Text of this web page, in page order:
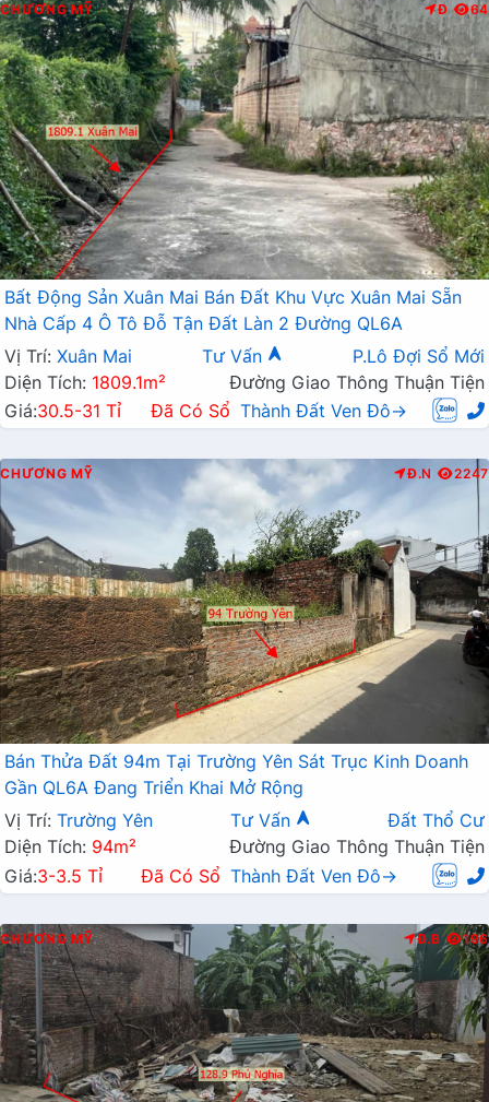
CHƯƠNG MỸ Đ 64
Bất Động Sản Xuân Mai Bán Đất Khu Vực Xuân Mai Sẵn
Nhà Cấp 4 Ô Tô Đỗ Tận Đất Làn 2 Đường QL6A
Vị Trí: Xuân Mai Tư Vấn
P.Lô Đợi Sổ Mới
Diện Tích: 1809.1m²
Đường Giao Thông Thuận Tiện
Giá:30.5-31 Tỉ Đã Có Sổ Thành Đất Ven Đô→
CHƯƠNG MỸ Đ.N 2247
Bán Thửa Đất 94m Tại Trường Yên Sát Trục Kinh Doanh
Gần QL6A Đang Triển Khai Mở Rộng
Vị Trí: Trường Yên Tư Vấn
Đất Thổ Cư
Diện Tích: 94m²
Đường Giao Thông Thuận Tiện
Giá:3-3.5 Tỉ Đã Có Sổ Thành Đất Ven Đô→
CHƯƠNG MỸ Đ.B 196